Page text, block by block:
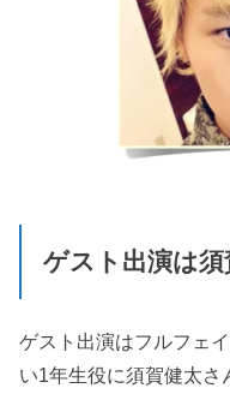
ゲスト出演は須
ゲスト出演はフルフェ
い1年生役に須賀健太